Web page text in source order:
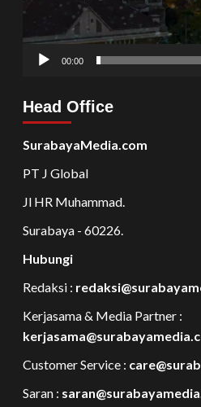
00:00
Head Office
SurabayaMedia.com
PT J Global
Jl HR Muhammad.
Surabaya - 60226.
Hubungi
Redaksi :
Kerjasama & Media Partner :
Customer Service :
Saran :